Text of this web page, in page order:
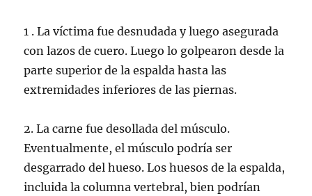
1 . La víctima fue desnudada y luego asegurada
con lazos de cuero. Luego lo golpearon desde la
parte superior de la espalda hasta las
extremidades inferiores de las piernas.
2. La carne fue desollada del músculo.
Eventualmente, el músculo podría ser
desgarrado del hueso. Los huesos de la espalda,
incluida la columna vertebral, bien podrían